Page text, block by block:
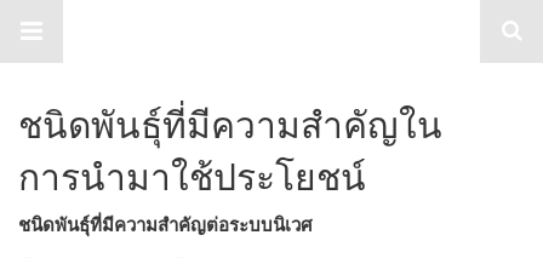
ชนิดพันธุ์ที่มีความสำคัญใน
การนำมาใช้ประโยชน์
ชนิดพันธุ์ที่มีความสำคัญต่อระบบนิเวศ